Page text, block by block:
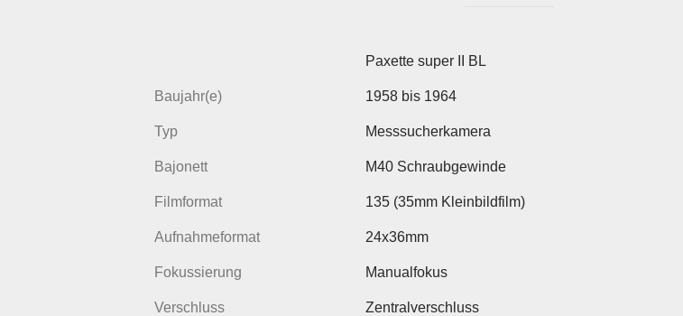
Paxette super II BL
Baujahr(e) 1958 bis 1964
Typ Messsucherkamera
Bajonett M40 Schraubgewinde
Filmformat 135 (35mm Kleinbildfilm)
Aufnahmeformat 24x36mm
Fokussierung Manualfokus
Verschluss Zentralverschluss